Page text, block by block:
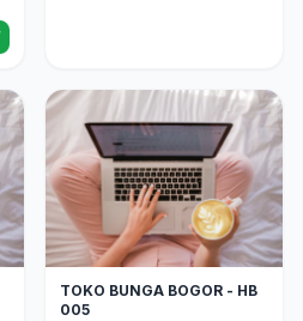
TOKO BUNGA BOGOR - HB
005